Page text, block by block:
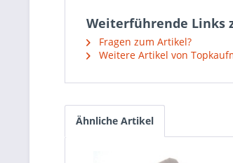
Weiterführende Links
Fragen zum Artikel?
Weitere Artikel von
Ähnliche Artikel